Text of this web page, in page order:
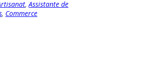
,Assistante de
, Commerce